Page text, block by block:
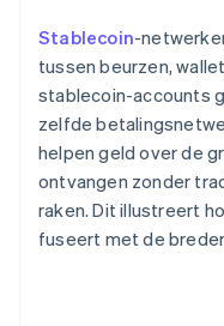
Stablecoin-
tussen beurzen,
stablecoin-accounts
zelfde
helpen geld over de
ontvangen zonder
raken. Dit illustreert
fuseert met de